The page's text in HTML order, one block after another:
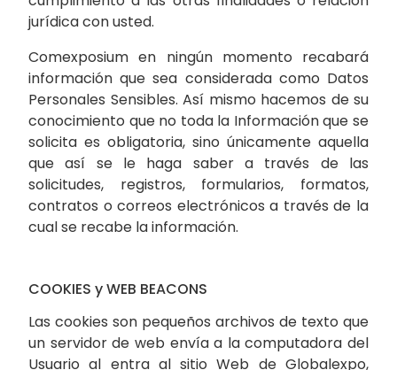
jurídica con usted.
Comexposium en ningún momento recabará
información que sea considerada como Datos
Personales Sensibles. Así mismo hacemos de su
conocimiento que no toda la Información que se
solicita es obligatoria, sino únicamente aquella
que así se le haga saber a través de las
solicitudes, registros, formularios, formatos,
contratos o correos electrónicos a través de la
cual se recabe la información.
COOKIES y WEB BEACONS
Las cookies son pequeños archivos de texto que
un servidor de web envía a la computadora del
Usuario al entra al sitio Web de Globalexpo,